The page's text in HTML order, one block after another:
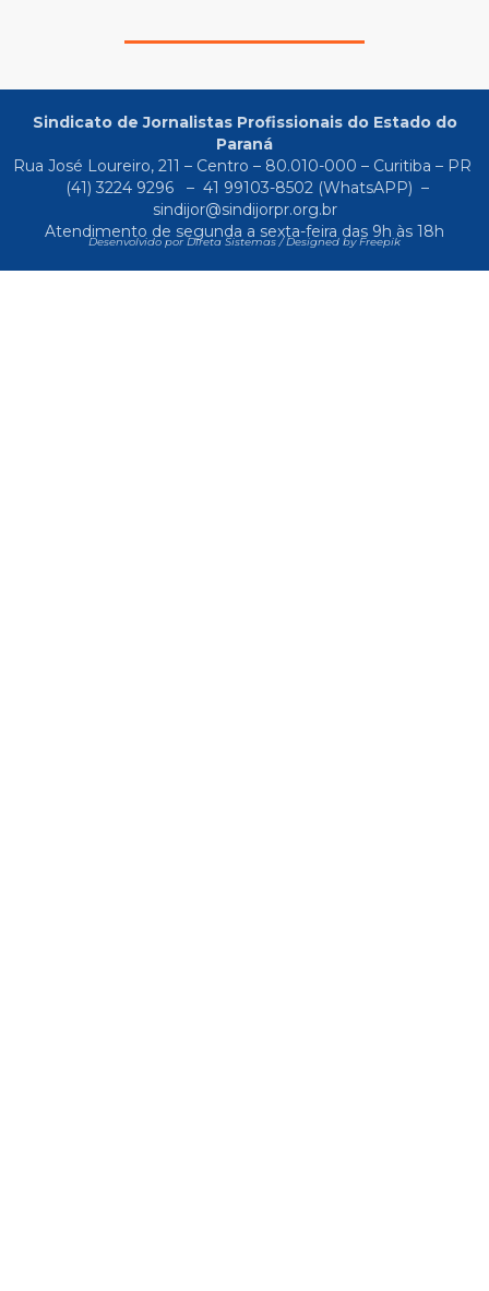
Sindicato de Jornalistas Profissionais do Estado do
Paraná
Rua José Loureiro, 211 – Centro – 80.010-000 – Curitiba – PR
(41) 3224 9296
– 41 99103-8502(WhatsAPP) –
sindijor@sindijorpr.org.br
Atendimento de segunda a sexta-feira das 9h às 18h
Desenvolvido por Direta Sistemas /Designed by Freepik